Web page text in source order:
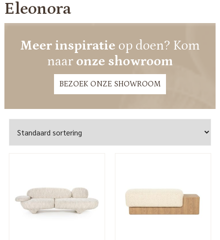
Eleonora
Meer inspiratie op doen? Kom
naar onze showroom
BEZOEK ONZE SHOWROOM